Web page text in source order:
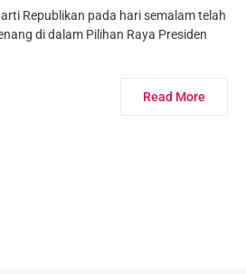
Republikan pada hari semalam telah
di dalam Pilihan Raya Presiden
Read More